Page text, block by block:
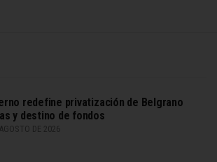
redefine privatización de Belgrano
y destino de fondos
DE 2026